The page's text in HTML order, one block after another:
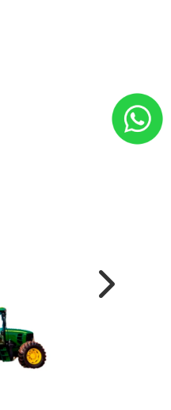
Next